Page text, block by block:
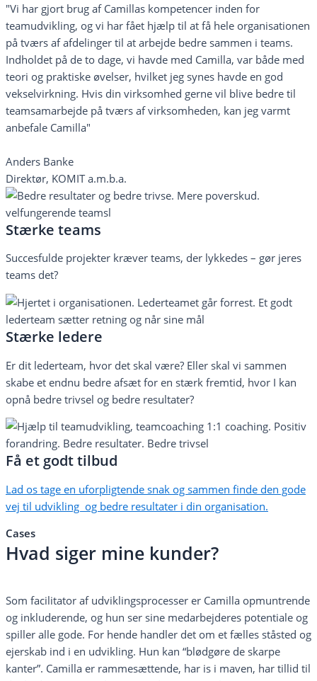
"Vi har gjort brug af Camillas kompetencer inden for
teamudvikling, og vi har fået hjælp til at få hele organisationen
på tværs af afdelinger til at arbejde bedre sammen i teams.
Indholdet på de to dage, vi havde med Camilla, var både med
teori og praktiske øvelser, hvilket jeg synes havde en god
vekselvirkning. Hvis din virksomhed gerne vil blive bedre til
teamsamarbejde på tværs af virksomheden, kan jeg varmt
anbefale Camilla"
Anders Banke
Direktør, KOMIT a.m.b.a.
Stærke teams
Succesfulde projekter kræver teams, der lykkedes – gør jeres
teams det?
Stærke ledere
Er dit lederteam, hvor det skal være? Eller skal vi sammen
skabe et endnu bedre afsæt for en stærk fremtid, hvor I kan
opnå bedre trivsel og bedre resultater?
Få et godt tilbud
Lad os tage en uforpligtende snak og sammen finde den gode
vej til udvikling og bedre resultater i din organisation.
Cases
Hvad siger mine kunder?
Som facilitator af udviklingsprocesser er Camilla opmuntrende
og inkluderende, og hun ser sine medarbejderes potentiale og
spiller alle gode. For hende handler det om et fælles ståsted og
ejerskab ind i en udvikling. Hun kan “blødgøre de skarpe
kanter”. Camilla er rammesættende, har is i maven, har tillid til